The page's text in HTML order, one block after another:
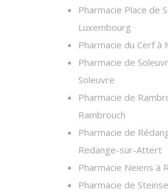
Pharmacie Place de
Luxembourg
Pharmacie du Cerf à
Pharmacie de
Soleuvre
Pharmacie de
Rambrouch
Pharmacie de
Redange-sur-Attert
Pharmacie Neiens à
Pharmacie de